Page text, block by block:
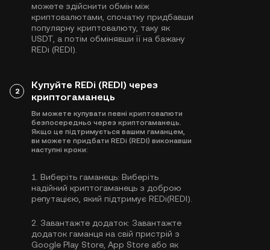
можете здійснити обмін між
криптовалютами, спочатку придбавши
популярну криптовалюту, таку як
USDT , а потім обмінявши її на бажану
REDi (REDI).
2
Купуйте REDi (REDI) через
криптогаманець
Ви можете купувати певні криптовалюти
безпосередньо через криптогаманець.
Якщо це підтримується вашим гаманцем,
ви можете придбати REDi (REDI) виконавши
наступні кроки:
1. Виберіть гаманець: Виберіть
надійний криптогаманець з доброю
репутацією, який підтримує REDi(REDI).
2. Завантажте додаток: Завантажте
додаток гаманця на свій пристрій з
Google Play Store, App Store або як